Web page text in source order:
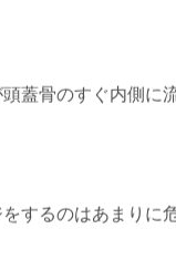
蓋骨のすぐ内側に
するのはあまりに